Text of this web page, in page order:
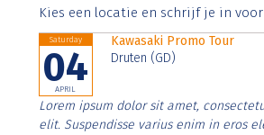
Aenean faucibus nibh et justo cursus
Kies een locatie en schrijf je in
Saturday
04
APRIL
Kawasaki Promo Tour
Druten (GD)
Lorem ipsum dolor sit amet,
elit. Suspendisse varius enim in eros